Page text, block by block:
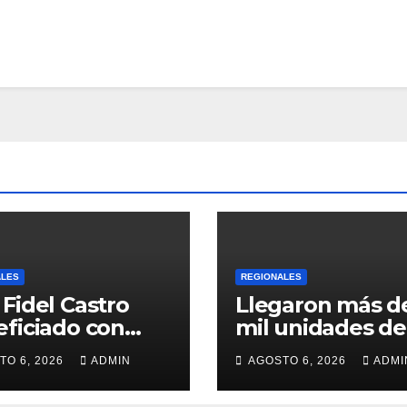
Fidel Castro
con
de cilindros
6, 2026 ADMIN
REGIONALES
Llegaron más
mil unidades de
medicamentos
insumos
AGOSTO 6, 2026